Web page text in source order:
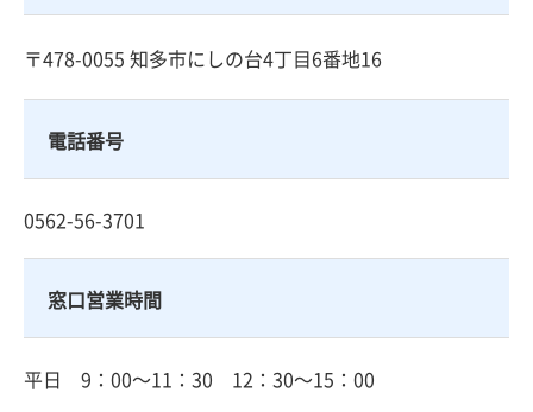
〒478-0055 知多市にしの台4丁目6番地16
電話番号
0562-56-3701
窓口営業時間
平日 9：00～11：30 12：30～15：00